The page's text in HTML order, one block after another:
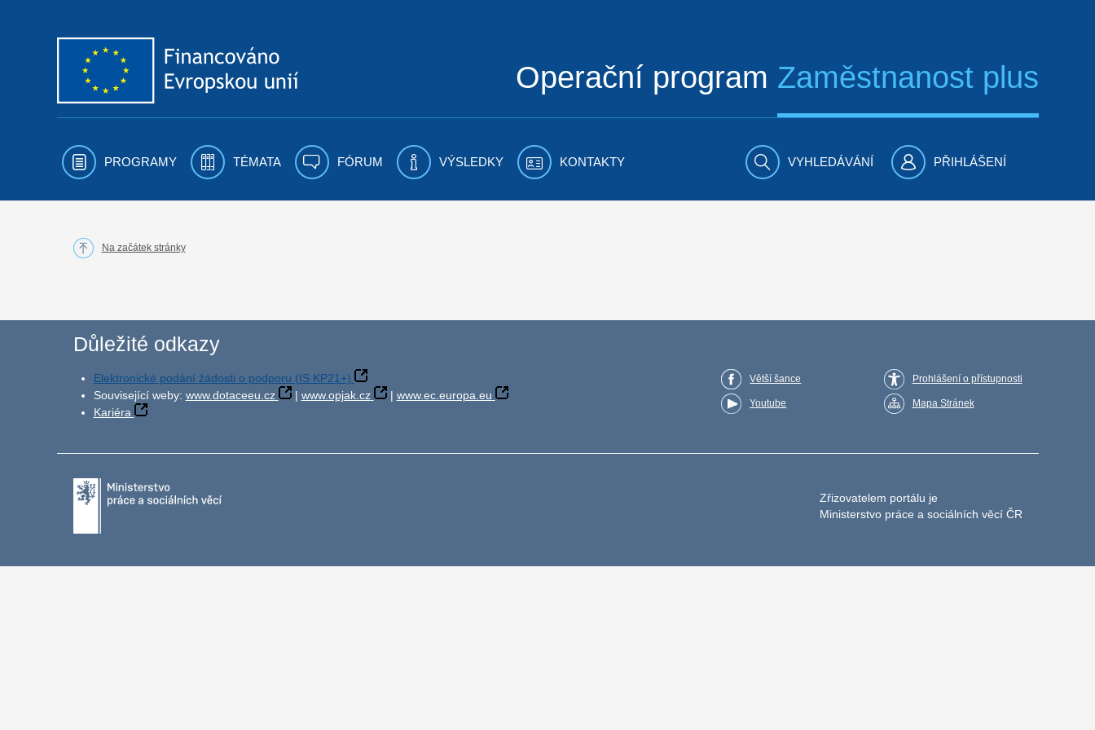
Operační program Zaměstnanost plus
PROGRAMY TÉMATA FÓRUM VÝSLEDKY KONTAKTY VYHLEDÁVÁNÍ PŘIHLÁŠENÍ
Na začátek stránky
Důležité odkazy
Elektronické podání žádosti o podporu (IS KP21+)
Související weby: www.dotaceeu.cz | www.opjak.cz | www.ec.europa.eu
Kariéra
Větší šance
Youtube
Prohlášení o přístupnosti
Mapa Stránek
Zřizovatelem portálu je
Ministerstvo práce a sociálních věcí ČR